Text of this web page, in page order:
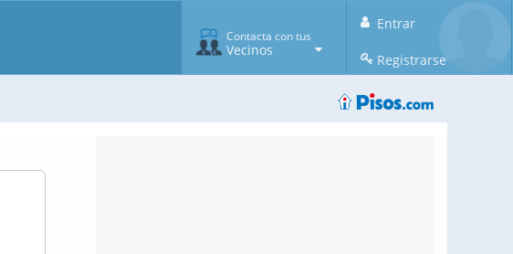
Entrar
Registrarse
Contacta con tus
Vecinos